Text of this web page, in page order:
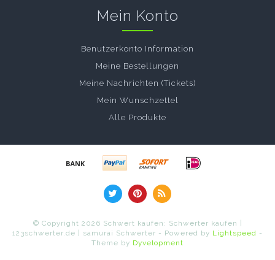
Mein Konto
Benutzerkonto Information
Meine Bestellungen
Meine Nachrichten (Tickets)
Mein Wunschzettel
Alle Produkte
© Copyright 2026 Schwert kaufen: Schwerter kaufen |
123schwerter.de | samurai Schwerter - Powered by Lightspeed -
Theme by Dyvelopment